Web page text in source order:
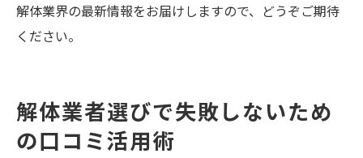
解体業界の最新情報をお届けしますので、どうぞご期待
ください。
解体業者選びで失敗しないため
の口コミ活用術